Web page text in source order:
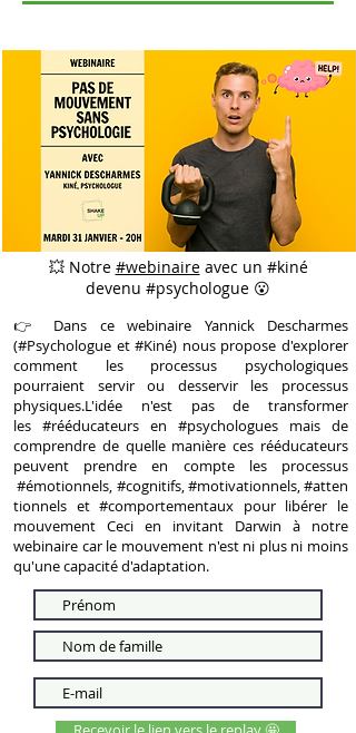
💥 Notre #webinaireavec un #kiné
devenu #psychologue 😮
👉 Dans ce webinaire Yannick Descharmes
(#Psychologue et#Kiné) nous propose d'explorer
comment les processus psychologiques
pourraient servir ou desservir les processus
physiques.L'idée n'est pas de transformer
les #rééducateurs en #psychologues mais de
comprendre de quelle manière ces rééducateurs
peuvent prendre en compte les processus
#émotionnels, #cognitifs,#motivationnels,#atten
tionnels et#comportementaux pour libérer le
mouvement Ceci en invitant Darwin à notre
webinaire car le mouvement n'est ni plus ni moins
qu'une capacité d'adaptation.